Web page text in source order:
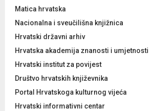
Matica hrvatska
Nacionalna i sveučilišna knjižnica
Hrvatski državni arhiv
Hrvatska akademija znanosti i umjetnosti
Hrvatski institut za povijest
Društvo hrvatskih književnika
Portal Hrvatskoga kulturnog vijeća
Hrvatski informativni centar